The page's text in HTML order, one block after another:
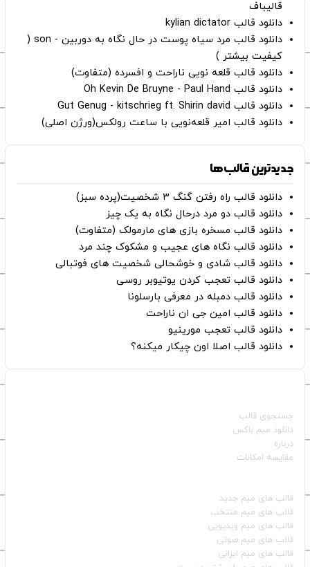
قالیباف
دانلود قالب kylian dictator
دانلود قالب مرد سیاه پوست در حال نگاه به دوربین - son (
کیفیت بیشتر )
دانلود قالب قلعه نویی ناراحت و افسرده (متفاوت)
دانلود قالب Oh Kevin De Bruyne - Paul Hand
دانلود قالب Gut Genug - kitschrieg ft. Shirin david
دانلود قالب امیر قلعه‌نویی با ساعت رولکس(ورژن اصلی)
جدیدترین قالب‌ها
دانلود قالب راه رفتن گنگ ۳ شخصیت(پرده سبز)
دانلود قالب دو مرد درحال نگاه به یک چیز
دانلود قالب مسخره بازی های مارمولک (متفاوت)
دانلود قالب نگاه های عجیب و مشکوک چند مرد
دانلود قالب شادی و خوشحالی شخصیت های فوتبالی
دانلود قالب تعجب کردن یوتیوبر روسی
دانلود قالب دمبله در معرفی بارسلونا
دانلود قالب امین جی ان ناراحت
دانلود قالب تعجب مورینیو
دانلود قالب اصلا اون چیکار میکنه؟
جستجوی قالب
دانلود میم باکس
درباره
مقایسه امکانات
قالب‌ های میم جدید
قالب‌ های میم منتخب
قالب‌ های میم ویدیویی
قالب‌ های میم صوتی
قالب‌ های میم ایرانی